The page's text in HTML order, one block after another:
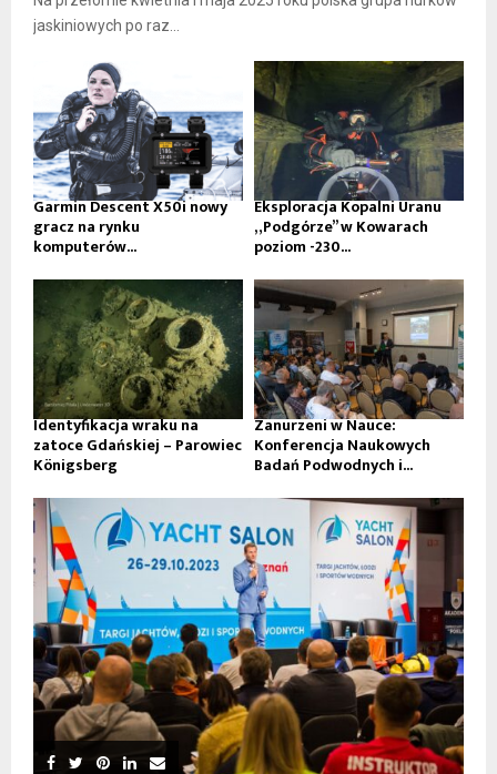
jaskiniowych po raz...
Garmin Descent X50i nowy
gracz na rynku
komputerów...
Eksploracja Kopalni Uranu
„Podgórze” w Kowarach
poziom -230...
Identyfikacja wraku na
zatoce Gdańskiej – Parowiec
Königsberg
Zanurzeni w Nauce:
Konferencja Naukowych
Badań Podwodnych i...